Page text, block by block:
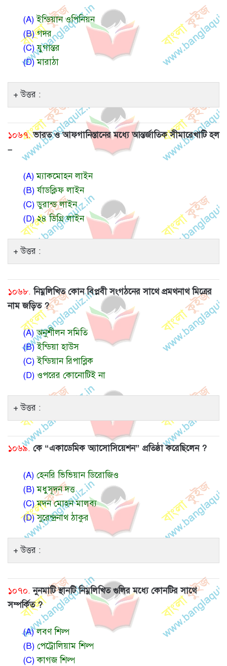
(A)ইন্ডিয়ান ওপিনিয়ন
(B)গদর
(C)যুগান্তর
(D)মারাঠা
উত্তর :
১০৬৭. ভারত ও আফগানিস্তানের মধ্যে আন্তর্জাতিক সীমারেখাটি হল
–
(A)ম্যাকমোহন লাইন
(B)র্যাডক্লিফ লাইন
(C)ডুরান্ড লাইন
(D)২৪ ডিগ্রি লাইন
উত্তর :
১০৬৮. নিম্নলিখিত কোন বিপ্লবী সংগঠনের সাথে প্রমথনাথ মিত্রের
নাম জড়িত ?
(A)অনুশীলন সমিতি
(B)ইন্ডিয়া হাউস
(C)ইন্ডিয়ান রিপাব্লিক
(D) ওপরের কোনোটিই না
উত্তর :
১০৬৯. কে “একাডেমিক অ্যাসোসিয়েশন” প্রতিষ্ঠা করেছিলেন ?
(A) হেনরি ভিভিয়ান ডিরোজিও
(B)মধুসূদন দত্ত
(C)মদন মোহন মালব্য
(D)সুরেন্দ্রনাথ ঠাকুর
উত্তর :
১০৭০. নুনমাটি স্থানটি নিম্নলিখিত গুলির মধ্যে কোনটির সাথে
সম্পর্কিত ?
(A)লবণ শিল্প
(B) পেট্রোলিয়াম শিল্প
(C)কাগজ শিল্প